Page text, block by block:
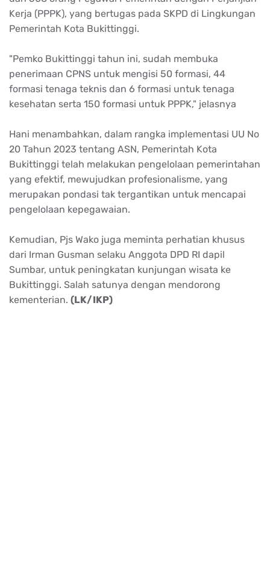
Kerja (PPPK), yang bertugas pada SKPD di Lingkungan
Pemerintah Kota Bukittinggi.
"Pemko Bukittinggi tahun ini, sudah membuka
penerimaan CPNS untuk mengisi 50 formasi, 44
formasi tenaga teknis dan 6 formasi untuk tenaga
kesehatan serta 150 formasi untuk PPPK," jelasnya
Hani menambahkan, dalam rangka implementasi UU No
20 Tahun 2023 tentang ASN, Pemerintah Kota
Bukittinggi telah melakukan pengelolaan pemerintahan
yang efektif, mewujudkan profesionalisme, yang
merupakan pondasi tak tergantikan untuk mencapai
pengelolaan kepegawaian.
Kemudian, Pjs Wako juga meminta perhatian khusus
dari Irman Gusman selaku Anggota DPD RI dapil
Sumbar, untuk peningkatan kunjungan wisata ke
Bukittinggi. Salah satunya dengan mendorong
kementerian. (LK/IKP)